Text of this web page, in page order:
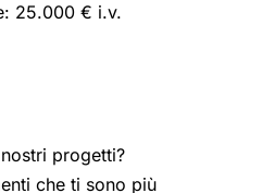
25.000 € i.v.
progetti?
che ti sono più